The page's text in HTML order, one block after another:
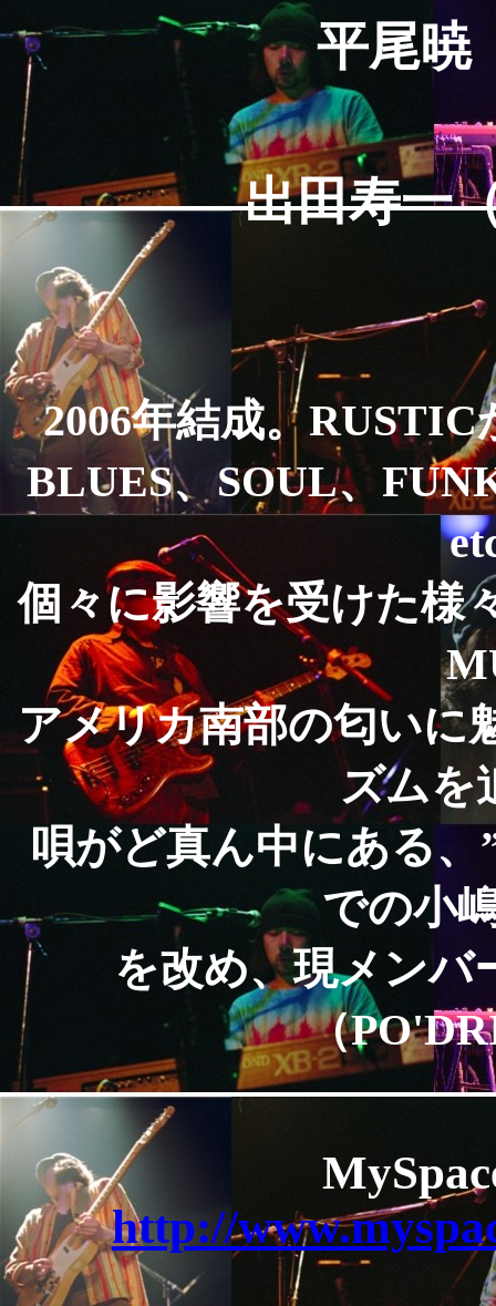
平尾暁
出田寿一
2006年結成。
BLUES、SOUL、
個々に影響を受けた
アメリカ南部の匂いに
ズムを
唄がど真ん中にある、
での小
を改め、現メンバ
（
http://